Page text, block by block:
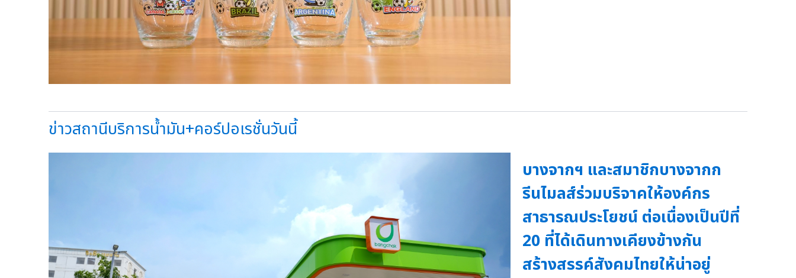
ข่าวสถานีบริการน้ำมัน+คอร์ปอเรชั่นวันนี้
บางจากฯ และสมาชิกบางจากก
รีนไมลส์ร่วมบริจาคให้องค์กร
สาธารณประโยชน์ ต่อเนื่องเป็นปีที่
20 ที่ได้เดินทางเคียงข้างกัน
สร้างสรรค์สังคมไทยให้น่าอยู่